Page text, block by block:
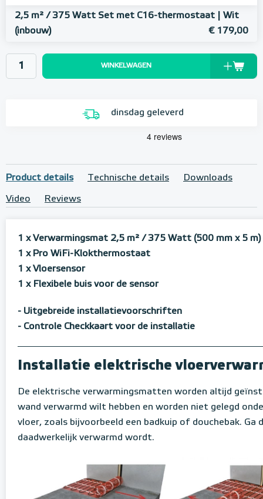
2,5 m² / 375 Watt Set met C16-thermostaat | Wit
(inbouw)
€ 179,00
WINKELWAGEN
dinsdag geleverd
Product details Technische details Downloads
Video Reviews
1 x Verwarmingsmat 2,5 m² / 375 Watt (500 mm x 5 m)
1 x Pro WiFi-Klokthermostaat
1 x Vloersensor
1 x Flexibele buis voor de sensor
- Uitgebreide installatievoorschriften
- Controle Checkkaart voor de installatie
Installatie elektrische
De elektrische verwarmingsmatten worden altijd
wand verwarmd wilt hebben en worden niet gelegd
vloer, zoals bijvoorbeeld een badkuip of douchebak.
daadwerkelijk verwarmd wordt.